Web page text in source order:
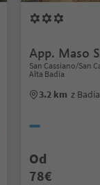
App. Maso
San Cassiano/San
Alta Badia
3.2 km z
Od
78€